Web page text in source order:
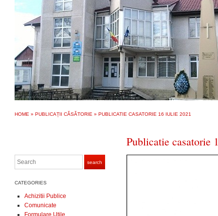
HOME » PUBLICAȚII CĂSĂTORIE » PUBLICATIE CASATORIE 16 IULIE 2021
Publicatie casatorie
Search search
CATEGORIES
Achizitii Publice
Comunicate
Formulare Utile